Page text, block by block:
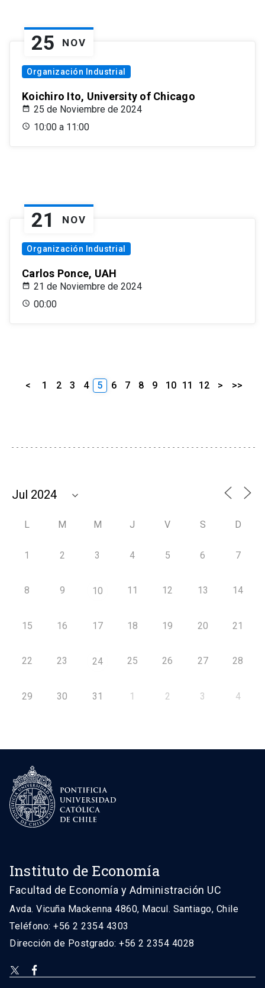
25 NOV
Organización Industrial
Koichiro Ito, University of Chicago
25 de Noviembre de 2024
10:00 a 11:00
21 NOV
Organización Industrial
Carlos Ponce, UAH
21 de Noviembre de 2024
00:00
< 1 2 3 4 5 6 7 8 9 10 11 12 > >>
L M M J V S D
1 2 3 4 5 6 7
8 9 10 11 12 13 14
15 16 17 18 19 20 21
22 23 24 25 26 27 28
29 30 31 1 2 3 4
Instituto de Economía
Facultad de Economía y Administración UC
Avda. Vicuña Mackenna 4860, Macul. Santiago, Chile
Teléfono: +56 2 2354 4303
Dirección de Postgrado: +56 2 2354 4028